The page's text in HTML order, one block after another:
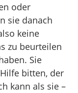
oder
sie danach
keine
zu beurteilen
Sie
bitten, der
kann als sie –